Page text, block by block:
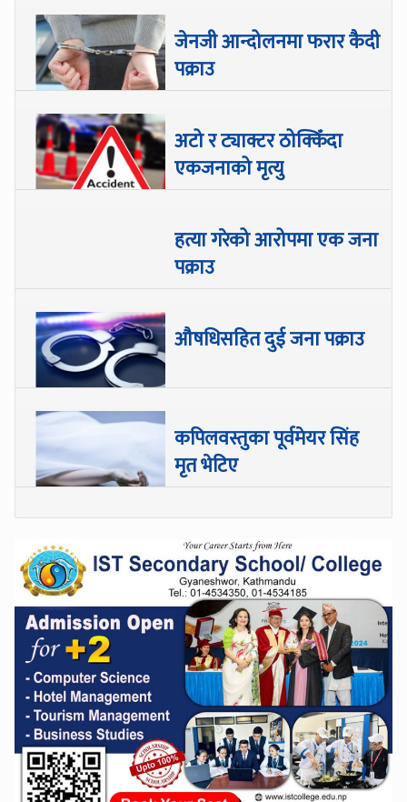
जेनजी आन्दोलनमा फरार कैदी
पक्राउ
अटो र ट्याक्टर ठोक्किँदा
एकजनाको मृत्यु
हत्या गरेको आरोपमा एक जना
पक्राउ
औषधिसहित दुई जना पक्राउ
कपिलवस्तुका पूर्वमेयर सिंह
मृत भेटिए